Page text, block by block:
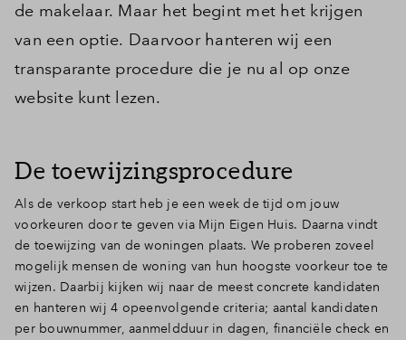
de makelaar. Maar het begint met het krijgen
van een optie. Daarvoor hanteren wij een
transparante procedure die je nu al op onze
website kunt lezen.
De toewijzingsprocedure
Als de verkoop start heb je een week de tijd om jouw
voorkeuren door te geven via Mijn Eigen Huis. Daarna vindt
de toewijzing van de woningen plaats. We proberen zoveel
mogelijk mensen de woning van hun hoogste voorkeur toe te
wijzen. Daarbij kijken wij naar de meest concrete kandidaten
en hanteren wij 4 opeenvolgende criteria; aantal kandidaten
per bouwnummer, aanmeldduur in dagen, financiële check en